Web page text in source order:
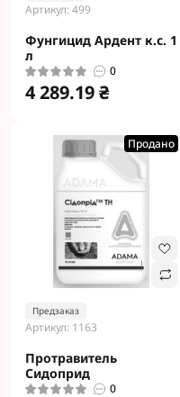
Артикул: 499
Фунгицид Ардент к.с. 1
л
0
4 289.19 ₴
Продано
Предзаказ
Артикул: 1163
Протравитель
Сидоприд
0